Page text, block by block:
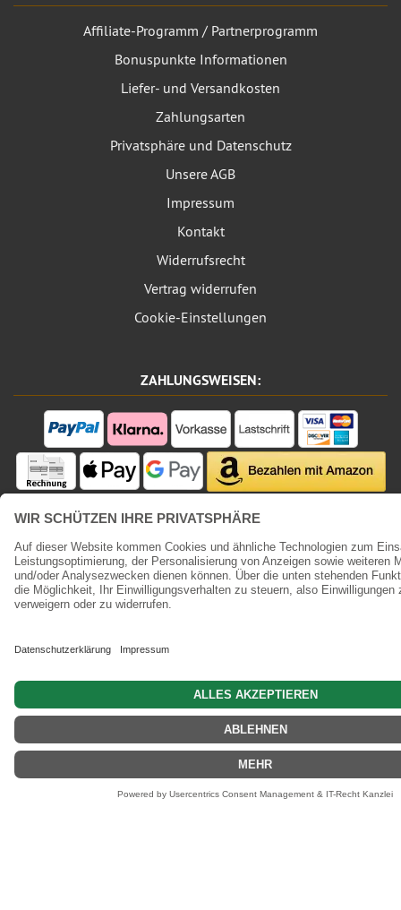
Affiliate-Programm / Partnerprogramm
Bonuspunkte Informationen
Liefer- und Versandkosten
Zahlungsarten
Privatsphäre und Datenschutz
Unsere AGB
Impressum
Kontakt
Widerrufsrecht
Vertrag widerrufen
Cookie-Einstellungen
ZAHLUNGSWEISEN: